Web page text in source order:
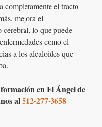
completamente el tracto
mejora el
cerebral, lo que puede
como el
a los alcaloides que
en El Ángel de
al 512-277-3658